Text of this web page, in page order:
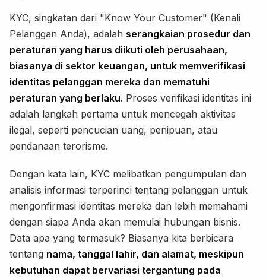
KYC, singkatan dari "Know Your Customer" (Kenali
Pelanggan Anda), adalah serangkaian prosedur dan
peraturan yang harus diikuti oleh perusahaan,
biasanya di sektor keuangan, untuk memverifikasi
identitas pelanggan mereka dan mematuhi
peraturan yang berlaku. Proses verifikasi identitas ini
adalah langkah pertama untuk mencegah aktivitas
ilegal, seperti pencucian uang, penipuan, atau
pendanaan terorisme.
Dengan kata lain, KYC melibatkan pengumpulan dan
analisis informasi terperinci tentang pelanggan untuk
mengonfirmasi identitas mereka dan lebih memahami
dengan siapa Anda akan memulai hubungan bisnis.
Data apa yang termasuk? Biasanya kita berbicara
tentang nama, tanggal lahir, dan alamat, meskipun
kebutuhan dapat bervariasi tergantung pada